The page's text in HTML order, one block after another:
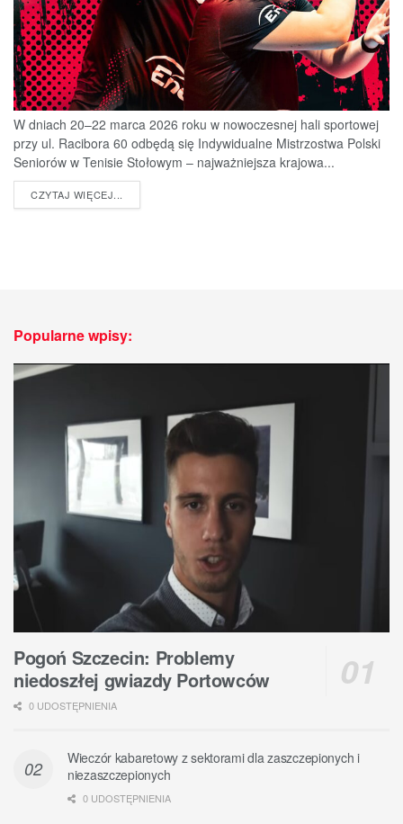
W dniach 20–22 marca 2026 roku w nowoczesnej hali sportowej
przy ul. Racibora 60 odbędą się Indywidualne Mistrzostwa Polski
Seniorów w Tenisie Stołowym – najważniejsza krajowa...
CZYTAJ WIĘCEJ...
Popularne wpisy:
Pogoń Szczecin: Problemy
niedoszłej gwiazdy Portowców
0 UDOSTĘPNIENIA
Wieczór kabaretowy z sektorami dla zaszczepionych i
niezaszczepionych
0 UDOSTĘPNIENIA